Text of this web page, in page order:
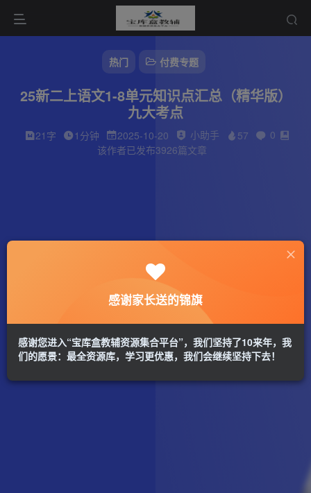
热门 付费专题
25新二上语文1-8单元知识点汇总（精华版）
九大考点
21字 1分钟 2025-10-20 小助手 57
0
该作者已发布3926篇文章
感谢家长送的锦旗
感谢您进入“宝库盒教辅资源集合平台”，我们坚持了10来年，我
们的愿景：最全资源库，学习更优惠，我们会继续坚持下去！